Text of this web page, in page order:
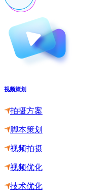
视频策划
拍摄方案
脚本策划
视频拍摄
视频优化
技术优化